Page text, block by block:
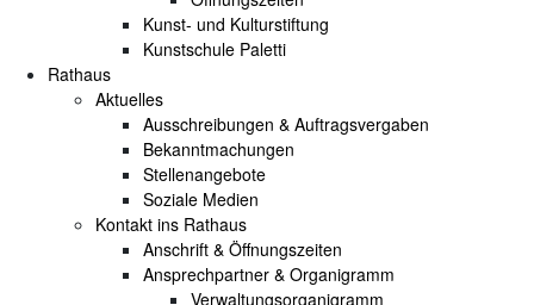
Kunst- und Kulturstiftung
Kunstschule Paletti
Rathaus
Aktuelles
Ausschreibungen & Auftragsvergaben
Bekanntmachungen
Stellenangebote
Soziale Medien
Kontakt ins Rathaus
Anschrift & Öffnungszeiten
Ansprechpartner & Organigramm
Verwaltungsorganigramm